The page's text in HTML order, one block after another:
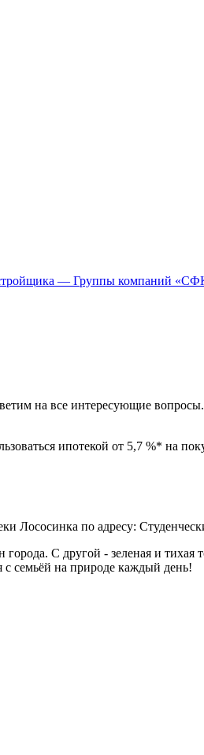
— Группы компаний
на все интересующие вопросы.
ипотекой от 5,7 %* на
Лососинка по адресу:
С другой - зеленая и
с семьёй на природе каждый день!